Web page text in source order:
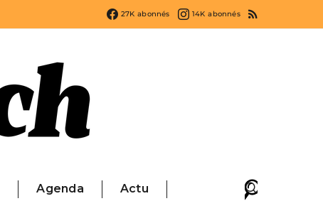
27K abonnés 14K abonnés
Agenda Actu